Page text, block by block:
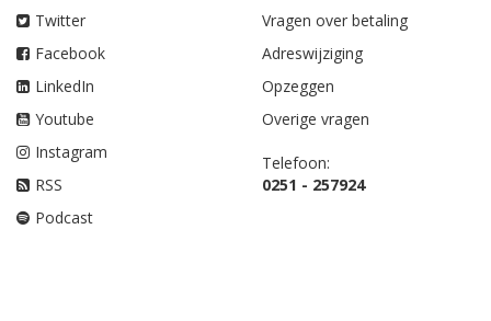
Twitter
Facebook
LinkedIn
Youtube
Instagram
RSS
Podcast
Vragen over betaling
Adreswijziging
Opzeggen
Overige vragen
Telefoon:
0251 - 257924